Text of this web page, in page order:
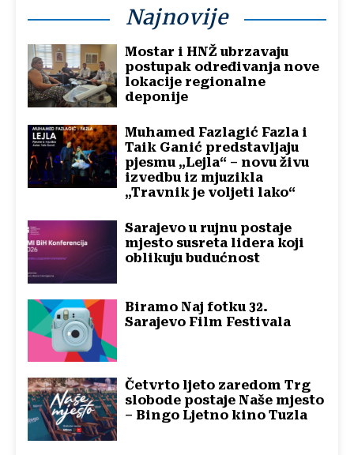
Najnovije
Mostar i HNŽ ubrzavaju
postupak određivanja nove
lokacije regionalne
deponije
Muhamed Fazlagić Fazla i
Taik Ganić predstavljaju
pjesmu „Lejla“ – novu živu
izvedbu iz mjuzikla
„Travnik je voljeti lako“
Sarajevo u rujnu postaje
mjesto susreta lidera koji
oblikuju budućnost
Biramo Naj fotku 32.
Sarajevo Film Festivala
Četvrto ljeto zaredom Trg
slobode postaje Naše mjesto
– Bingo Ljetno kino Tuzla